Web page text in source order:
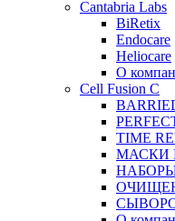
Cantabria Labs
BiRetix
Endocare
Heliocare
О
Cell Fusion C
TIME
МАСКИ